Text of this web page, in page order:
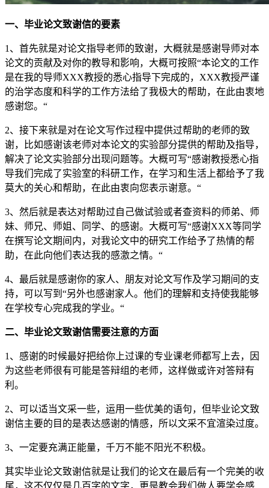
一、毕业论文致谢信的要素
1、首先就是对论文指导老师的致谢，大概就是感谢导师对本
论文的贡献及对你的教导和影响，大概可按照“本论文的工作
是在我的导师XXX教授的悉心指导下完成的，XXX教授严谨
的治学态度和科学的工作方法给了我极大的帮助，在此由衷地
感谢您。“
2、接下来就是对在论文写作过程中提供过帮助的老师的致
谢，比如感谢该老师对本论文的实验部分提供的帮助及指导，
解决了论文实验部分出现问题等。大概可写“感谢教授悉心指
导我们完成了实验室的科研工作，在学习和生活上都给予了我
莫大的关心和帮助，在此由衷向您表示谢意。“
3、然后就是表达对帮助过自己做试验或者查资料的师弟、师
妹、师兄、师姐、同学、的感谢。大概可写“感谢XXX等同学
在撰写论文期间内，对我论文中的研究工作给予了热情的帮
助，在此向他们表达我的感激之情。“
4、最后就是感谢你的家人、朋友对论文写作及学习期间的支
持，可以写到“另外也感谢家人。他们的理解和支持使我能够
在学校专心完成我的学业。“
二、毕业论文致谢信需要注意的方面
1、感谢的时候最好把给你上过课的专业课老师都写上去，因
为这些老师很有可能是答辩组的老师，这样做或许对答辩有
利。
2、可以适当文采一些，运用一些优美的语句，但毕业论文致
谢信主要的目的是表达感谢的情感，所以文采不宜渲染过度。
3、一定要充满正能量，千万不能不阳光不积极。
其实毕业论文致谢信就是让我们的论文在最后有一个完美的收
尾，这不仅仅是几百字的文字，更是教会我们做人要学会感